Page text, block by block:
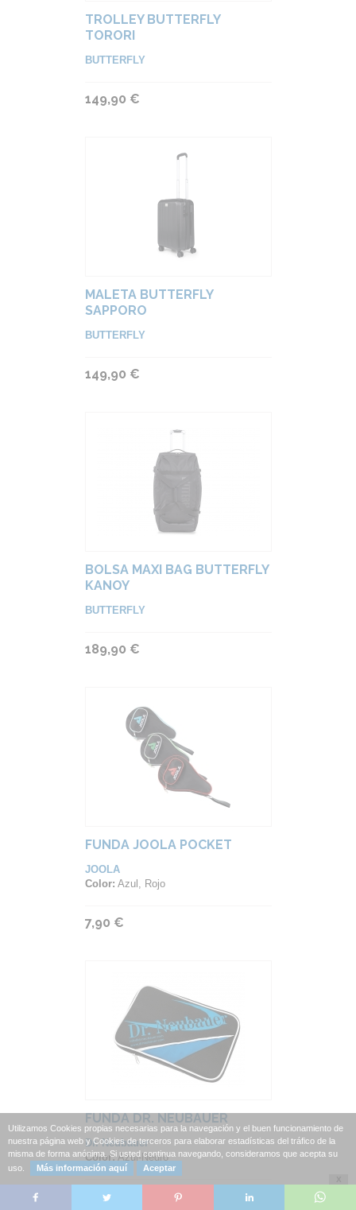
TROLLEY BUTTERFLY
TORORI
BUTTERFLY
149,90 €
MALETA BUTTERFLY
SAPPORO
BUTTERFLY
149,90 €
BOLSA MAXI BAG BUTTERFLY
KANOY
BUTTERFLY
189,90 €
FUNDA JOOLA POCKET
JOOLA
Color: Azul, Rojo
7,90 €
FUNDA DR. NEUBAUER
Dr. Neubauer
Color:Azul-Negro
9,90 €
Utilizamos Cookies propias necesarias para la navegación y el buen funcionamiento de
nuestra página web y Cookies de terceros para elaborar estadísticas del tráfico de la
misma de forma anónima. Si usted continua navegando, consideramos que acepta su
uso.
Más información aquí Aceptar